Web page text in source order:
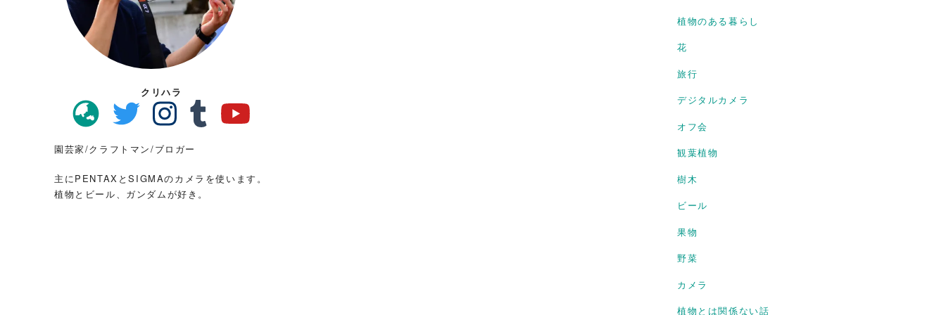
クリハラ
園芸家/クラフトマン/ブロガー
主にPENTAXとSIGMAのカメラを使います。
植物とビール、ガンダムが好き。
植物のある暮らし
花
旅行
デジタルカメラ
オフ会
観葉植物
樹木
ビール
果物
野菜
カメラ
植物とは関係ない話